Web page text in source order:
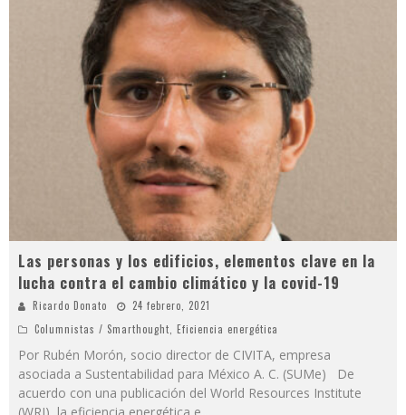
Las personas y los edificios, elementos clave en la
lucha contra el cambio climático y la covid-19
Ricardo Donato
24 febrero, 2021
Columnistas / Smarthought Eficiencia energética
Por Rubén Morón, socio director de CIVITA, empresa
asociada a Sustentabilidad para México A. C. (SUMe) De
acuerdo con una publicación del World Resources Institute
(WRI), la eficiencia energética e...